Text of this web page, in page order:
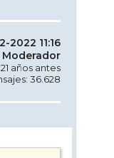
2022 11:16
Moderador
años antes
36.628